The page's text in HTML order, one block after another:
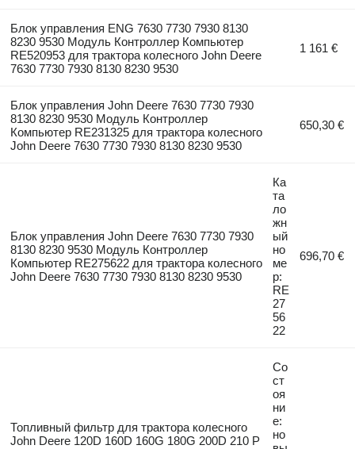
Блок управления ENG 7630 7730 7930 8130
8230 9530 Модуль Контроллер Компьютер
RE520953 для трактора колесного John Deere
7630 7730 7930 8130 8230 9530
1 161 €
Блок управления John Deere 7630 7730 7930
8130 8230 9530 Модуль Контроллер
Компьютер RE231325 для трактора колесного
John Deere 7630 7730 7930 8130 8230 9530
650,30 €
Блок управления John Deere 7630 7730 7930
8130 8230 9530 Модуль Контроллер
Компьютер RE275622 для трактора колесного
John Deere 7630 7730 7930 8130 8230 9530
Ка
та
ло
жн
ый
но
ме
р:
RE
27
56
22
696,70 €
Топливный фильтр для трактора колесного
John Deere 120D 160D 160G 180G 200D 210 P
Со
ст
оя
ни
е:
но